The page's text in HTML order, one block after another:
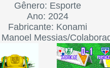
Gênero: Esporte
Ano: 2024
Fabricante: Konami
Messias/